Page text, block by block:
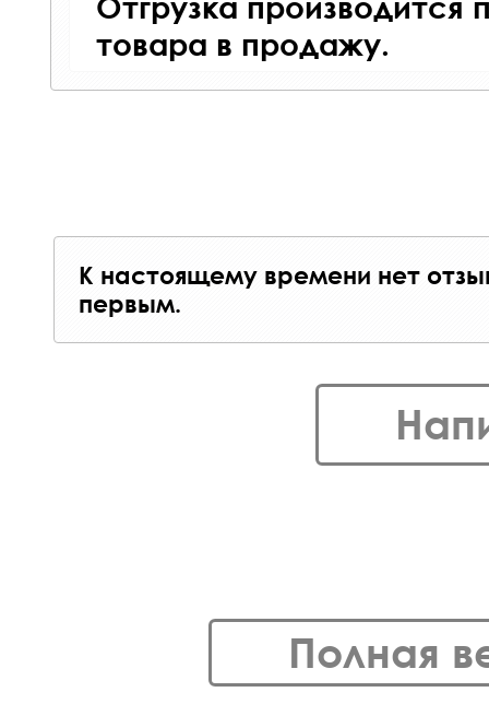
товара в продажу.
К настоящему времени нет
первым.
Полная